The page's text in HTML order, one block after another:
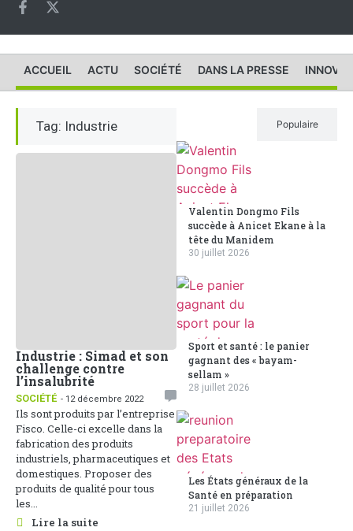
ACCUEIL ACTU SOCIÉTÉ DANS LA PRESSE
Tag: Industrie
Industrie : Simad et son
challenge contre
l’insalubrité
SOCIÉTÉ - 12 décembre 2022
Ils sont produits par l’entreprise
Fisco. Celle-ci excelle dans la
fabrication des produits
industriels, pharmaceutiques et
domestiques. Proposer des
produits de qualité pour tous
les...
Lire la suite
Populaire
Valentin Dongmo Fils
succède à Anicet Ekane à la
tête du Manidem
30 juillet 2026
Sport et santé : le panier
gagnant des « bayam-
sellam »
28 juillet 2026
Les États généraux de la
Santé en préparation
21 juillet 2026